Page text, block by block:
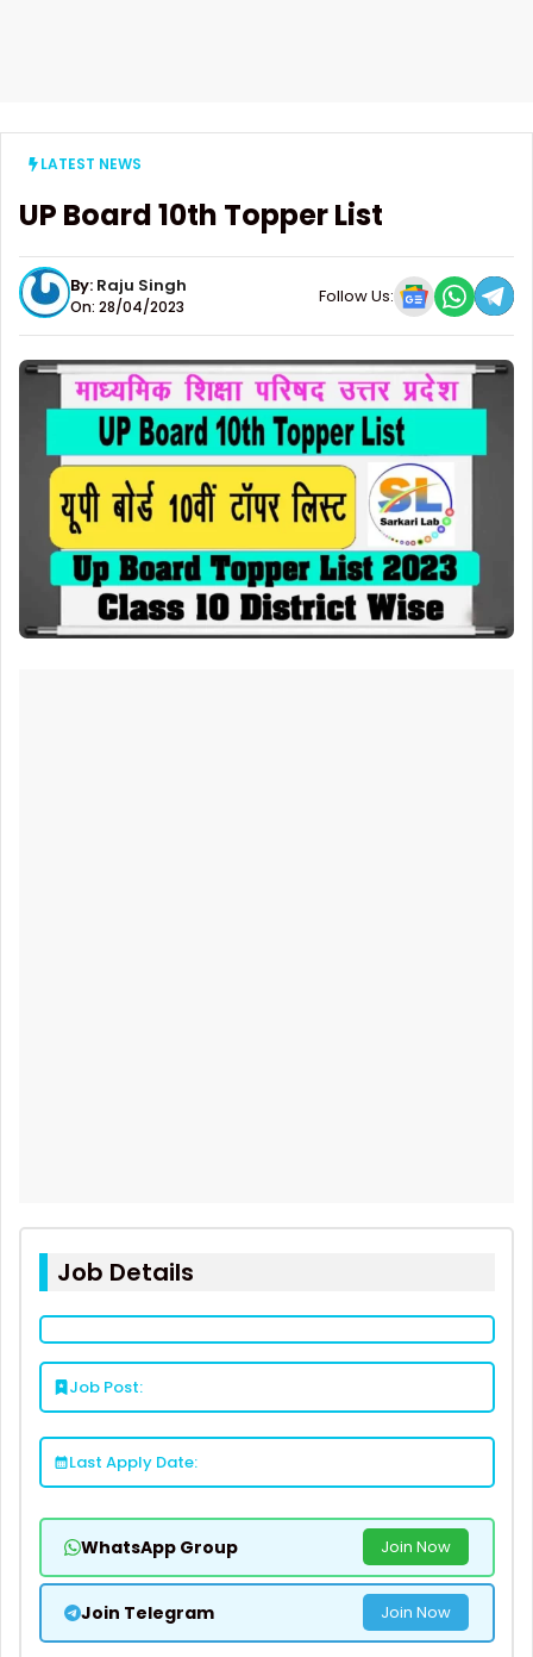
LATEST NEWS
UP Board 10th Topper List
By: Raju Singh
On: 28/04/2023 Follow Us:
Job Details
Job Post:
Last Apply Date:
WhatsApp Group Join Now
Join Telegram Join Now